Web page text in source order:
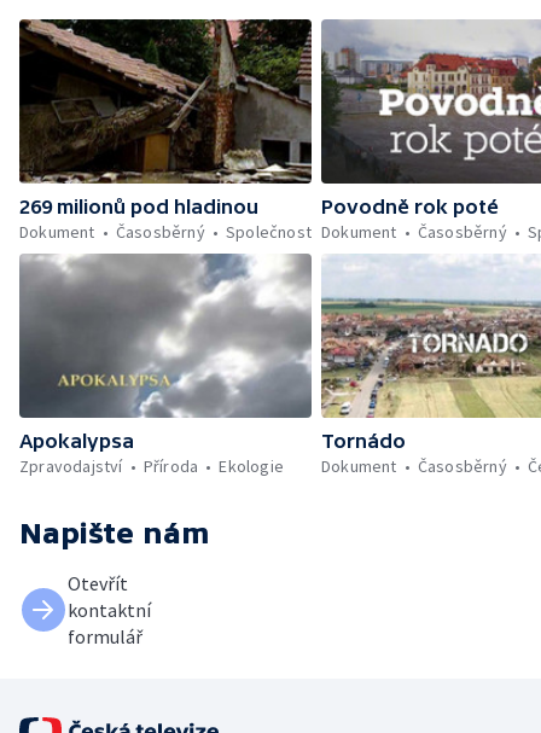
269 milionů pod hladinou
Dokument
Časosběrný Společnost
Povodně rok poté
Dokument
Časosběrný
Apokalypsa
Zpravodajství
Příroda Ekologie
Tornádo
Dokument
Časosběrný
Napište nám
Otevřít
kontaktní
formulář